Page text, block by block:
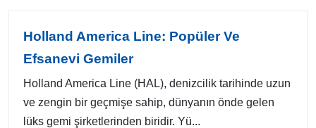
Holland America Line: Popüler Ve
Efsanevi Gemiler
Holland America Line (HAL), denizcilik tarihinde uzun
ve zengin bir geçmişe sahip, dünyanın önde gelen
lüks gemi şirketlerinden biridir. Yü...